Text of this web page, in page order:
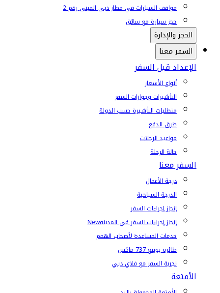
مواقف السيارات في مطار دبي المبنى رقم 2
حجز سيارة مع سائق
الحجز والإدارة
السفر معنا
الإعداد قبل السفر
أنواع الأسعار
التأشيرات وجوازات السفر
متطلبات التأشيرة حسب الدولة
طرق الدفع
مواعيد الرحلات
حالة الرحلة
السفر معنا
درجة الأعمال
الدرجة السياحية
إنجاز إجراءات السفر
إنجاز إجراءات السفر في المدينةNew
خدمات المساعدة لأصحاب الهمم
طائرة بوينغ 737 ماكس
تجربة السفر مع فلاي دبي
الأمتعة